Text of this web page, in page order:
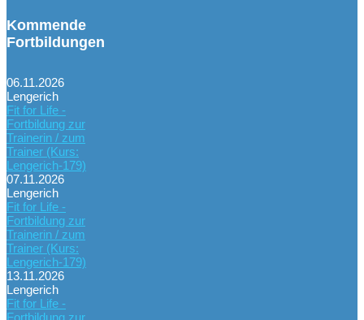
Kommende
Fortbildungen
06.11.2026
Lengerich
Fit for Life -
Fortbildung zur
Trainerin / zum
Trainer (Kurs:
Lengerich-179)
07.11.2026
Lengerich
Fit for Life -
Fortbildung zur
Trainerin / zum
Trainer (Kurs:
Lengerich-179)
13.11.2026
Lengerich
Fit for Life -
Fortbildung zur